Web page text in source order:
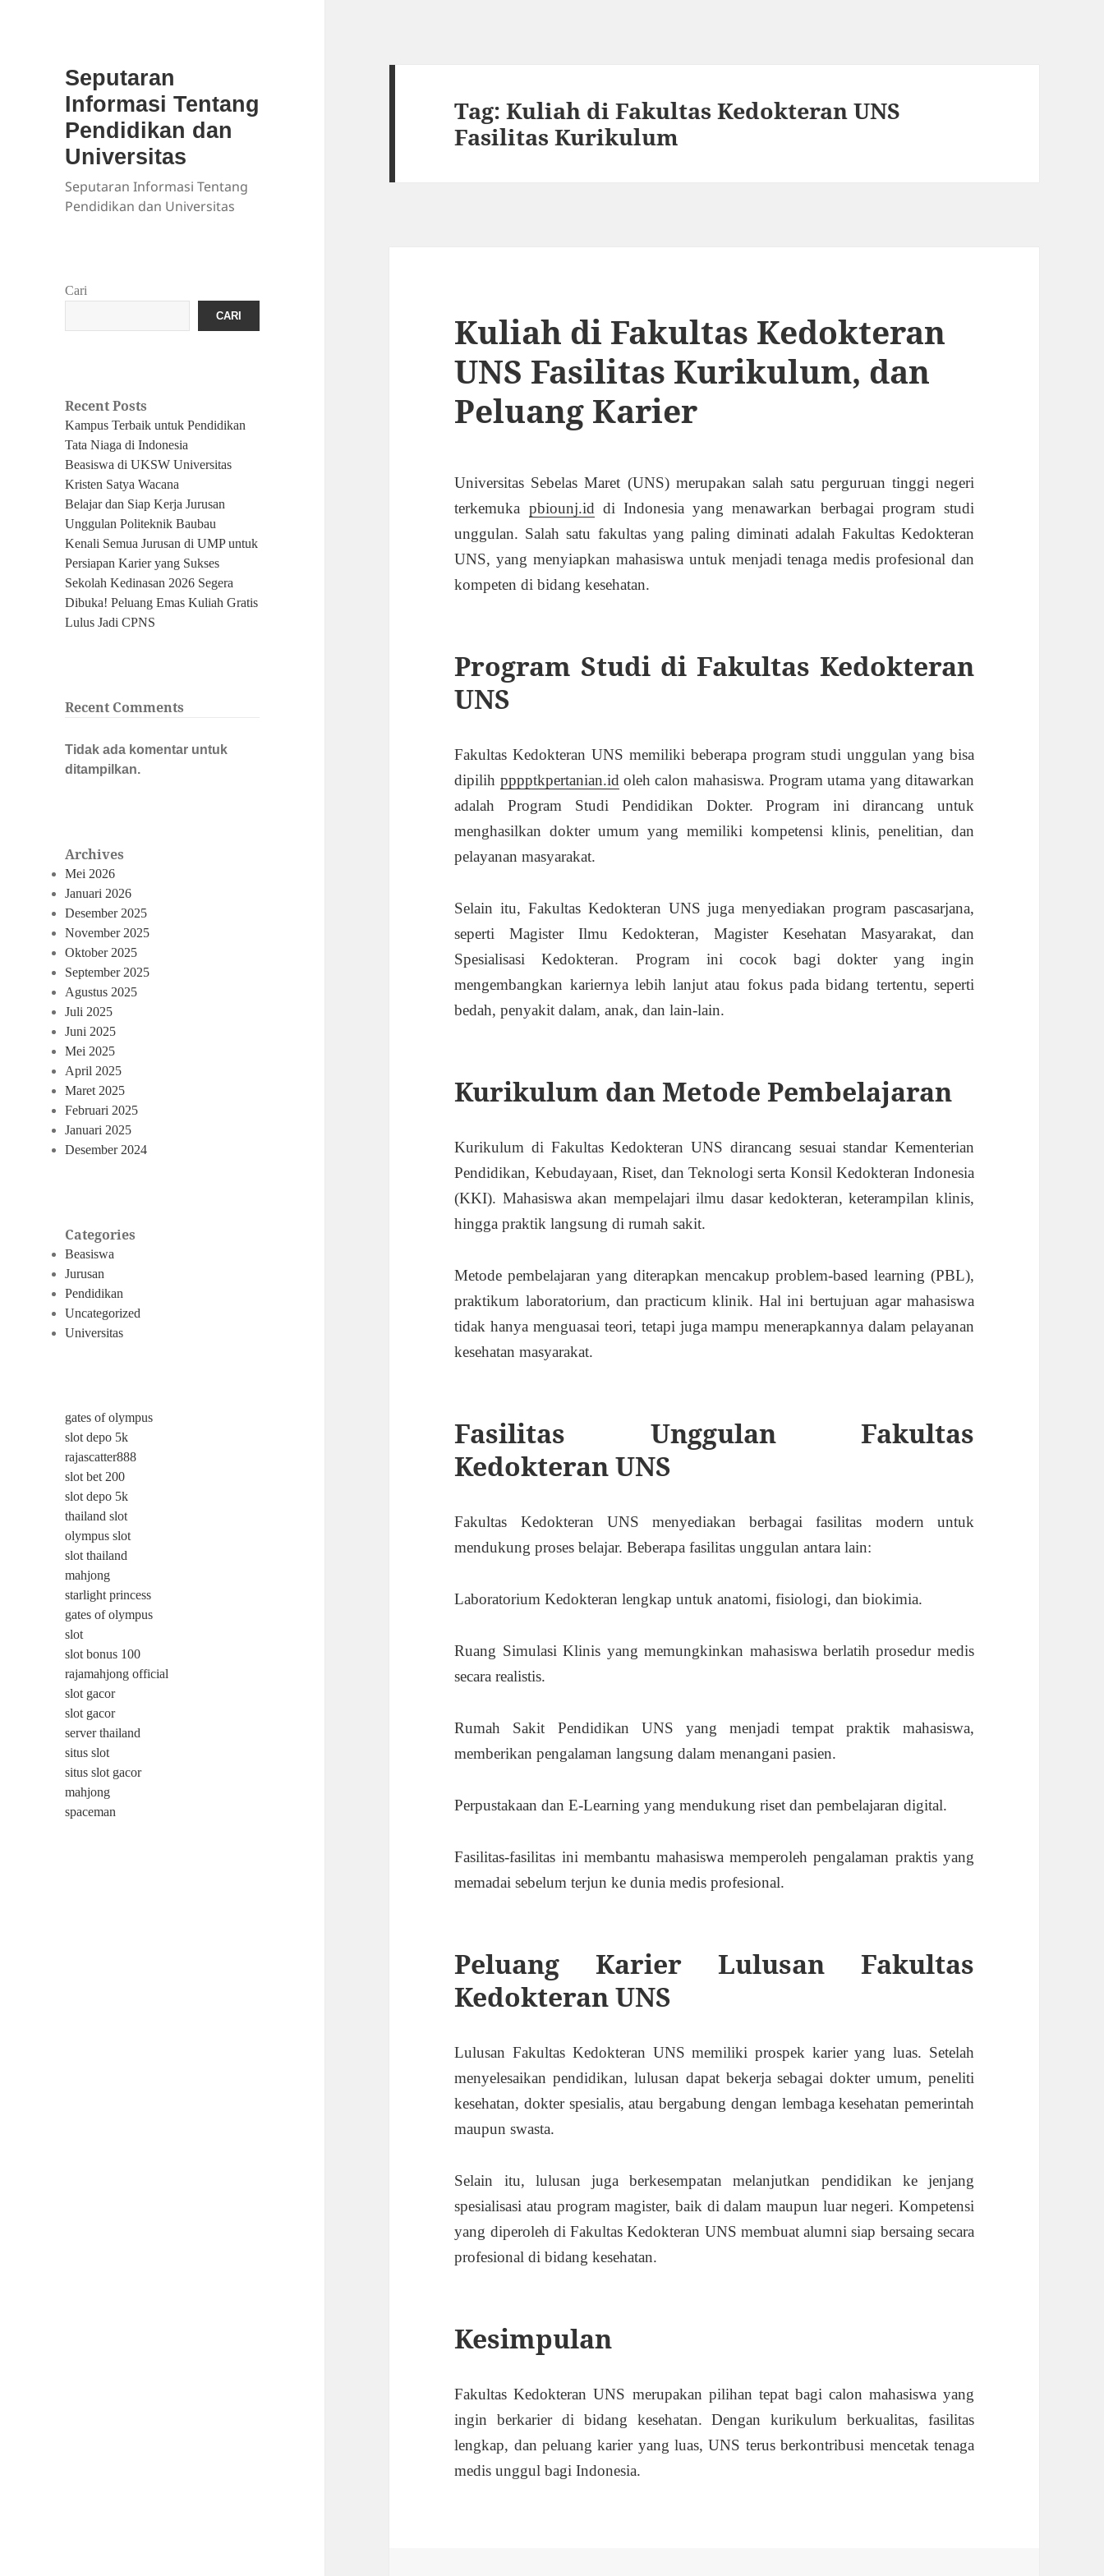
Seputaran
Informasi Tentang
Pendidikan dan
Universitas
Seputaran Informasi Tentang
Pendidikan dan Universitas
Cari
CARI
Recent Posts
Kampus Terbaik untuk Pendidikan
Tata Niaga di Indonesia
Beasiswa di UKSW Universitas
Kristen Satya Wacana
Belajar dan Siap Kerja Jurusan
Unggulan Politeknik Baubau
Kenali Semua Jurusan di UMP untuk
Persiapan Karier yang Sukses
Sekolah Kedinasan 2026 Segera
Dibuka! Peluang Emas Kuliah Gratis
Lulus Jadi CPNS
Recent Comments
Tidak ada komentar untuk
ditampilkan.
Archives
Mei 2026
Januari 2026
Desember 2025
November 2025
Oktober 2025
September 2025
Agustus 2025
Juli 2025
Juni 2025
Mei 2025
April 2025
Maret 2025
Februari 2025
Januari 2025
Desember 2024
Categories
Beasiswa
Jurusan
Pendidikan
Uncategorized
Universitas
gates of olympus
slot depo 5k
rajascatter888
slot bet 200
slot depo 5k
thailand slot
olympus slot
slot thailand
mahjong
starlight princess
gates of olympus
slot
slot bonus 100
rajamahjong official
slot gacor
slot gacor
server thailand
situs slot
situs slot gacor
mahjong
spaceman
Tag:Kuliah di Fakultas Kedokteran UNS
Fasilitas Kurikulum
Kuliah di Fakultas Kedokteran
UNS Fasilitas Kurikulum, dan
Peluang Karier
Universitas Sebelas Maret (UNS) merupakan salah satu perguruan tinggi negeri
terkemuka pbiounj.id di Indonesia yang menawarkan berbagai program studi
unggulan. Salah satu fakultas yang paling diminati adalah Fakultas Kedokteran
UNS, yang menyiapkan mahasiswa untuk menjadi tenaga medis profesional dan
kompeten di bidang kesehatan.
Program Studi di Fakultas Kedokteran
UNS
Fakultas Kedokteran UNS memiliki beberapa program studi unggulan yang bisa
dipilih pppptkpertanian.id oleh calon mahasiswa. Program utama yang ditawarkan
adalah Program Studi Pendidikan Dokter. Program ini dirancang untuk
menghasilkan dokter umum yang memiliki kompetensi klinis, penelitian, dan
pelayanan masyarakat.
Selain itu, Fakultas Kedokteran UNS juga menyediakan program pascasarjana,
seperti Magister Ilmu Kedokteran, Magister Kesehatan Masyarakat, dan
Spesialisasi Kedokteran. Program ini cocok bagi dokter yang ingin
mengembangkan kariernya lebih lanjut atau fokus pada bidang tertentu, seperti
bedah, penyakit dalam, anak, dan lain-lain.
Kurikulum dan Metode Pembelajaran
Kurikulum di Fakultas Kedokteran UNS dirancang sesuai standar Kementerian
Pendidikan, Kebudayaan, Riset, dan Teknologi serta Konsil Kedokteran Indonesia
(KKI). Mahasiswa akan mempelajari ilmu dasar kedokteran, keterampilan klinis,
hingga praktik langsung di rumah sakit.
Metode pembelajaran yang diterapkan mencakup problem-based learning (PBL),
praktikum laboratorium, dan practicum klinik. Hal ini bertujuan agar mahasiswa
tidak hanya menguasai teori, tetapi juga mampu menerapkannya dalam pelayanan
kesehatan masyarakat.
Fasilitas Unggulan Fakultas
Kedokteran UNS
Fakultas Kedokteran UNS menyediakan berbagai fasilitas modern untuk
mendukung proses belajar. Beberapa fasilitas unggulan antara lain:
Laboratorium Kedokteran lengkap untuk anatomi, fisiologi, dan biokimia.
Ruang Simulasi Klinis yang memungkinkan mahasiswa berlatih prosedur medis
secara realistis.
Rumah Sakit Pendidikan UNS yang menjadi tempat praktik mahasiswa,
memberikan pengalaman langsung dalam menangani pasien.
Perpustakaan dan E-Learning yang mendukung riset dan pembelajaran digital.
Fasilitas-fasilitas ini membantu mahasiswa memperoleh pengalaman praktis yang
memadai sebelum terjun ke dunia medis profesional.
Peluang Karier Lulusan Fakultas
Kedokteran UNS
Lulusan Fakultas Kedokteran UNS memiliki prospek karier yang luas. Setelah
menyelesaikan pendidikan, lulusan dapat bekerja sebagai dokter umum, peneliti
kesehatan, dokter spesialis, atau bergabung dengan lembaga kesehatan pemerintah
maupun swasta.
Selain itu, lulusan juga berkesempatan melanjutkan pendidikan ke jenjang
spesialisasi atau program magister, baik di dalam maupun luar negeri. Kompetensi
yang diperoleh di Fakultas Kedokteran UNS membuat alumni siap bersaing secara
profesional di bidang kesehatan.
Kesimpulan
Fakultas Kedokteran UNS merupakan pilihan tepat bagi calon mahasiswa yang
ingin berkarier di bidang kesehatan. Dengan kurikulum berkualitas, fasilitas
lengkap, dan peluang karier yang luas, UNS terus berkontribusi mencetak tenaga
medis unggul bagi Indonesia.